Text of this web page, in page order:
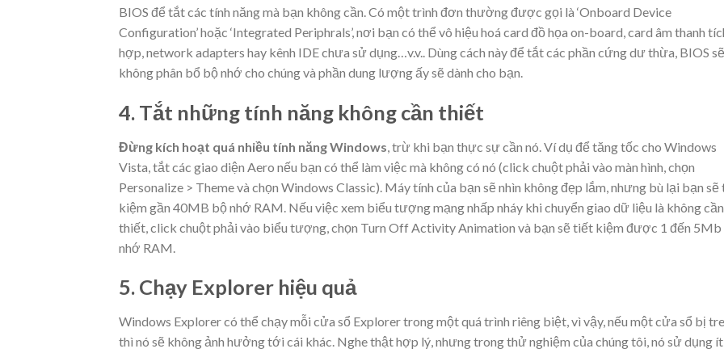
BIOS để tắt các tính năng mà bạn không cần. Có một trình đơn thường được gọi là ‘Onboard Device
Configuration’ hoặc ‘Integrated Periphrals’, nơi bạn có thể vô hiệu hoá card đồ họa on-board, card âm thanh
hợp, network adapters hay kênh IDE chưa sử dụng…v.v.. Dùng cách này để tắt các phần cứng dư thừa, BIOS sẽ
không phân bổ bộ nhớ cho chúng và phần dung lượng ấy sẽ dành cho bạn.
4. Tắt những tính năng không cần thiết
Đừng kích hoạt quá nhiều tính năng Windows , trừ khi bạn thực sự cần nó. Ví dụ để tăng tốc cho Windows
Vista, tắt các giao diện Aero nếu bạn có thể làm việc mà không có nó (click chuột phải vào màn hình, chọn
Personalize > Theme và chọn Windows Classic). Máy tính của bạn sẽ nhìn không đẹp lắm, nhưng bù lại bạn
kiệm gần 40MB bộ nhớ RAM. Nếu việc xem biểu tượng mạng nhấp nháy khi chuyển giao dữ liệu là không cần
thiết, click chuột phải vào biểu tượng, chọn Turn Off Activity Animation và bạn sẽ tiết kiệm được 1 đến
nhớ RAM.
5. Chạy Explorer hiệu quả
Windows Explorer có thể chạy mỗi cửa sổ Explorer trong một quá trình riêng biệt, vì vậy, nếu một cửa sổ bị
thì nó sẽ không ảnh hưởng tới cái khác. Nghe thật hợp lý, nhưng trong thử nghiệm của chúng tôi, nó sử dụng ít